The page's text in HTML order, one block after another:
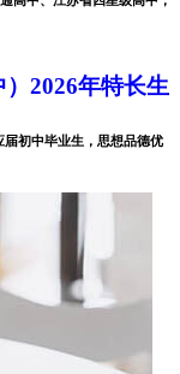
2026年特长生
初中毕业生，思想品德优